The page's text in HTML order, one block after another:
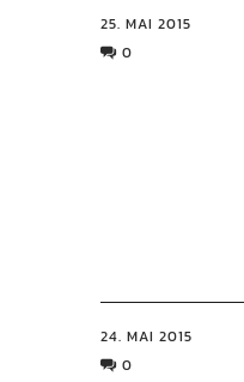
25. MAI 2015
0
24. MAI 2015
0